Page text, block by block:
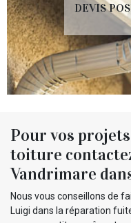
DEVIS
Pour vos
toiture
Vandrimare
Nous vous conseillons de
Luigi dans la réparation